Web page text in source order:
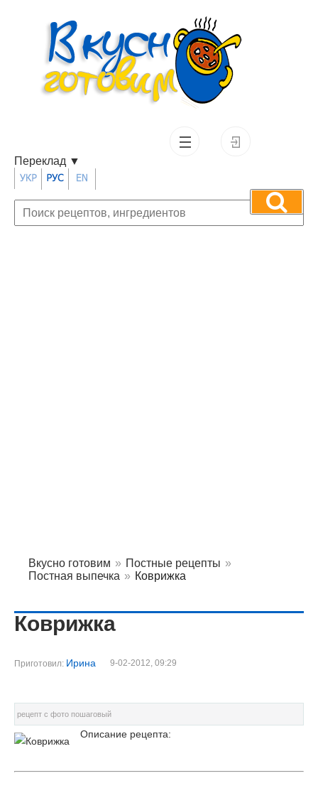
Переклад ▼
Вкусно готовим » Постные рецепты »
Постная выпечка » Коврижка
Коврижка
Приготовил: Ирина 9-02-2012, 09:29
рецепт с фото пошаговый
Описание рецепта: